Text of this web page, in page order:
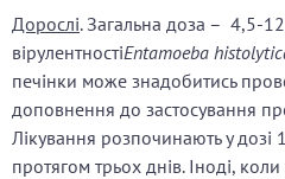
Дорослі. Загальна доза – 4,5-
вірулентностіEntamoeba
печінки може знадобитись
доповнення до застосування
Лікування розпочинають у дозі
протягом трьох днів. Іноді,